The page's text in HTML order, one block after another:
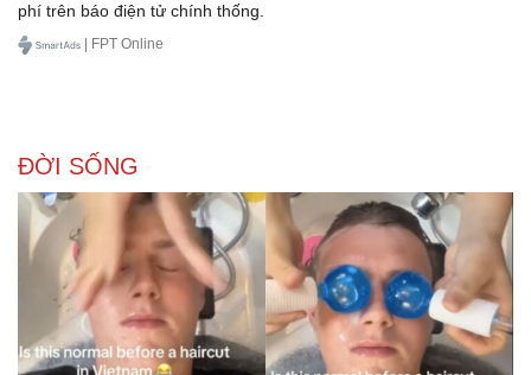
phí trên báo điện tử chính thống.
| FPT Online
ĐỜI SỐNG